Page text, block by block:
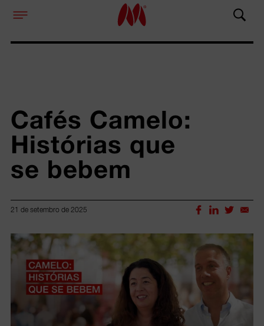
Cafés Camelo:
Histórias que
se bebem
21 de setembro de 2025
Lorem ipsum dolor sit amet, consectetur adipiscing elit.